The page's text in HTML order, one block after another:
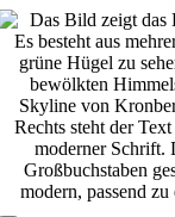
Zum
Inhalt
springen